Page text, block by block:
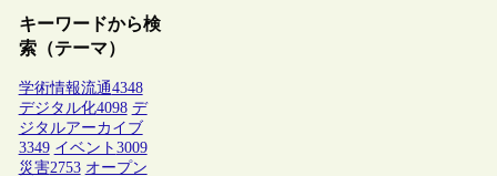
キーワードから検
索（テーマ）
学術情報流通4348
デジタル化4098 デ
ジタルアーカイブ
3349 イベント 3009
災害2753 オープン